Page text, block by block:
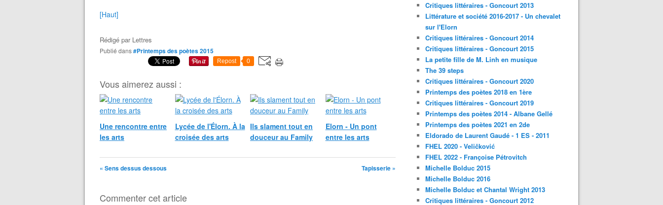
[Haut]
Rédigé par Lettres
Publié dans#Printemps des poètes 2015
Repost 0
Vous aimerez aussi :
Une rencontre entre
les arts
Lycée de l'Élorn. À la
croisée des arts
Ils slament tout en
douceur au Family
Elorn - Un pont
entre les arts
« Sens dessus dessous Tapisserie »
Commenter cet article
Critiques littéraires - Goncourt 2013
Littérature et société 2016-2017 - Un chevalet
sur l'Elorn
Critiques littéraires - Goncourt 2014
Critiques littéraires - Goncourt 2015
La petite fille de M. Linh en musique
The 39 steps
Critiques littéraires - Goncourt 2020
Printemps des poètes 2018 en 1ère
Critiques littéraires - Goncourt 2019
Printemps des poètes 2014 - Albane Gellé
Printemps des poètes 2021 en 2de
Eldorado de Laurent Gaudé - 1 ES - 2011
FHEL 2020 - Veličković
FHEL 2022 - Françoise Pétrovitch
Michelle Bolduc 2015
Michelle Bolduc 2016
Michelle Bolduc et Chantal Wright 2013
Critiques littéraires - Goncourt 2012